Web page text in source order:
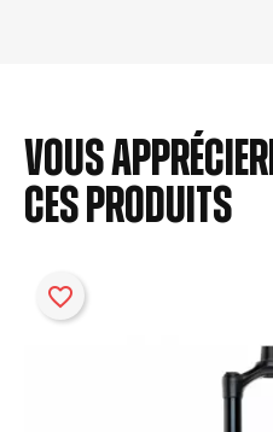
Vous
ces produits
favorite_border